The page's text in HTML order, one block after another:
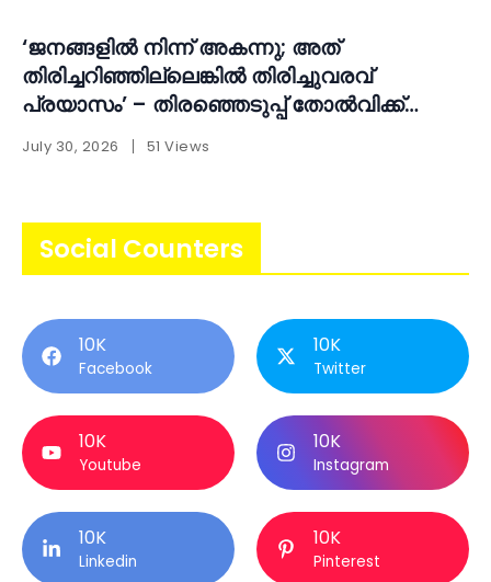
‘ജനങ്ങളിൽ നിന്ന് അകന്നു; അത്
തിരിച്ചറിഞ്ഞില്ലെങ്കിൽ തിരിച്ചുവരവ്
പ്രയാസം’ – തിരഞ്ഞെടുപ്പ് തോൽവിക്ക്
പിന്നാലെ ആത്മപരിശോധനയുമായി എ.എൻ.
ഷംസീർ
July 30, 2026 51 Views
Social Counters
10K
Facebook
10K
Twitter
10K
Youtube
10K
Instagram
10K
Linkedin
10K
Pinterest